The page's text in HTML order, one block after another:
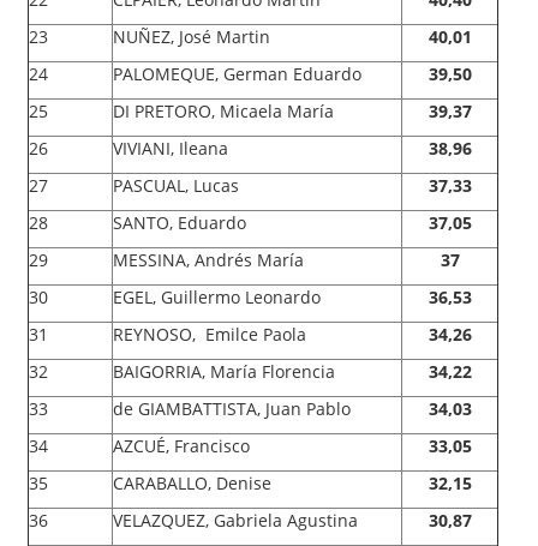
23
NUÑEZ, José Martin
40,01
24
PALOMEQUE, German Eduardo
39,50
25
DI PRETORO, Micaela María
39,37
26
VIVIANI, Ileana
38,96
27
PASCUAL, Lucas
37,33
28
SANTO, Eduardo
37,05
29
MESSINA, Andrés María
37
30
EGEL, Guillermo Leonardo
36,53
31
REYNOSO, Emilce Paola
34,26
32
BAIGORRIA, María Florencia
34,22
33
de GIAMBATTISTA, Juan Pablo
34,03
34
AZCUÉ, Francisco
33,05
35
CARABALLO, Denise
32,15
36
VELAZQUEZ, Gabriela Agustina
30,87